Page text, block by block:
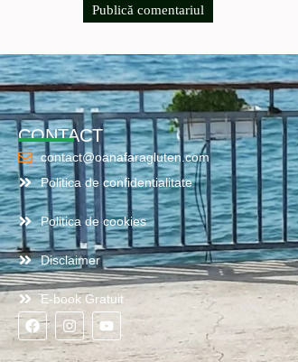
CONTACT
contact@oanafaragluten.com
Politica de confidentialitate
Politica de cookies
Disclaimer
E-book Gratuit